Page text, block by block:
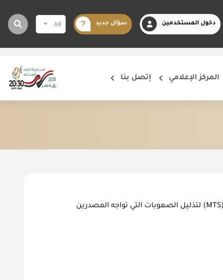
دخول المستخدمين سؤال جديد AR
المركز الإعلامي إتصل بنا
الرقابة على الصادرات والواردات تعقد اجتماعاً مع الشركة المصرية لتكنولوجيا التجارة الإلكترونية (MTS) لتذليل الصعوبات التي تواجه المصدرين